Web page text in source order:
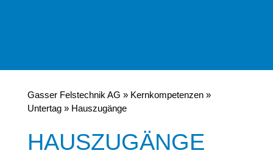
Gasser Felstechnik AG » Kernkompetenzen»
Untertag» Hauszugänge
HAUSZUGÄNGE